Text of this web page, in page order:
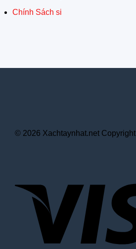
Chính Sách si
© 2026 Xachtaynhat.net Copyright